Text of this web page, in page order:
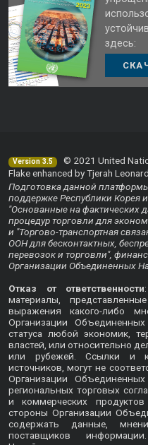
здесь:
Version 3.5
© 2021 United
Flake enhanced by Tjerah
Подготовка данной
поддержке Республики Корея
"Основанные на фактических
процедур торговли для
и "Торгово-транспортная
ООН для бесконтактных,
перевозок и торговли",
Организации Объединенных
Отказ от ответственности
материалы,
выражения какого-либо
Организации
статуса любой экономик,
властей, или относительно
или рубежей. Ссылки и
источников, могут не
Организации
региональных торговых
и коммерческих
стороны Организации
содержать данные,
поставщиков